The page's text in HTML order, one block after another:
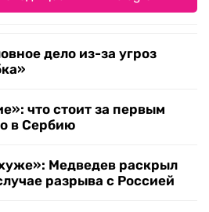
дело из-за угроз
что стоит за первым
в Сербию
Медведев раскрыл
разрыва с Россией